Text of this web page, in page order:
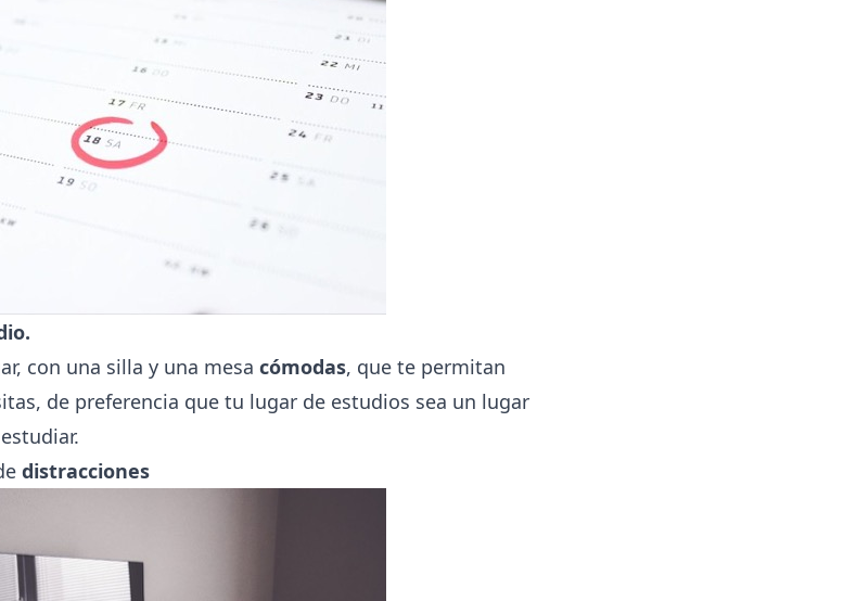
con una silla y una mesa cómodas, que te permitan
de preferencia que tu lugar de estudios sea un lugar
distracciones